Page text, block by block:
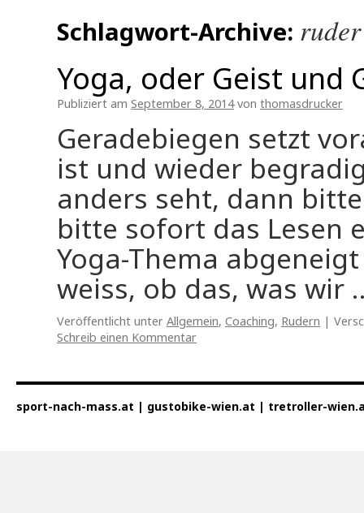
springenSchlagwort-Archive:
Yoga, oder Geist und
Publiziert am September 8, 2014 von thomasdrucker
Geradebiegen setzt
ist und wieder
anders seht, dann
bitte sofort das Lesen
Yoga-Thema
weiss, ob das, was wir
Veröffentlicht unter Allgemein, Coaching, Rudern |
Schreib einen Kommentar
sport-nach-mass.at | gustobike-wien.at | tretroller-